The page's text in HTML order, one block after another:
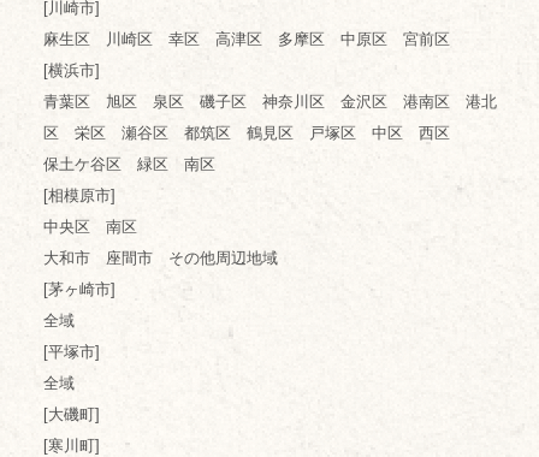
[川崎市]
麻生区 川崎区 幸区 高津区 多摩区 中原区 宮前区
[横浜市]
青葉区 旭区 泉区 磯子区 神奈川区 金沢区 港南区 港北
区 栄区 瀬谷区 都筑区 鶴見区 戸塚区 中区 西区
保土ケ谷区 緑区 南区
[相模原市]
中央区 南区
大和市 座間市 その他周辺地域
[茅ヶ崎市]
全域
[平塚市]
全域
[大磯町]
[寒川町]